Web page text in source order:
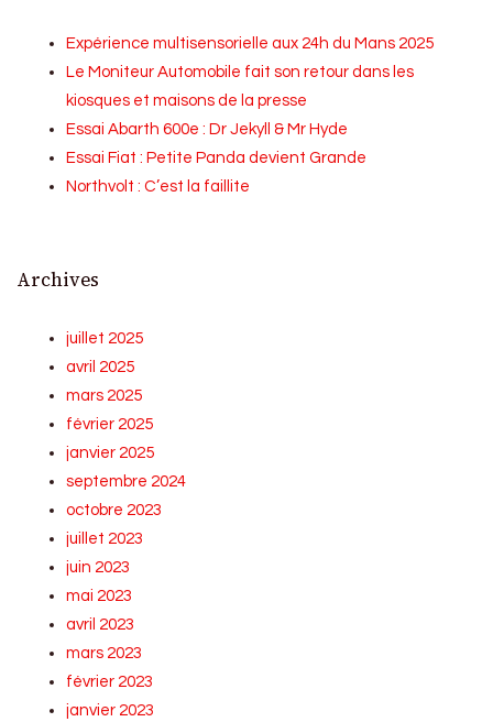
Expérience multisensorielle aux 24h du Mans 2025
Le Moniteur Automobile fait son retour dans les
kiosques et maisons de la presse
Essai Abarth 600e : Dr Jekyll & Mr Hyde
Essai Fiat : Petite Panda devient Grande
Northvolt : C’est la faillite
Archives
juillet 2025
avril 2025
mars 2025
février 2025
janvier 2025
septembre 2024
octobre 2023
juillet 2023
juin 2023
mai 2023
avril 2023
mars 2023
février 2023
janvier 2023